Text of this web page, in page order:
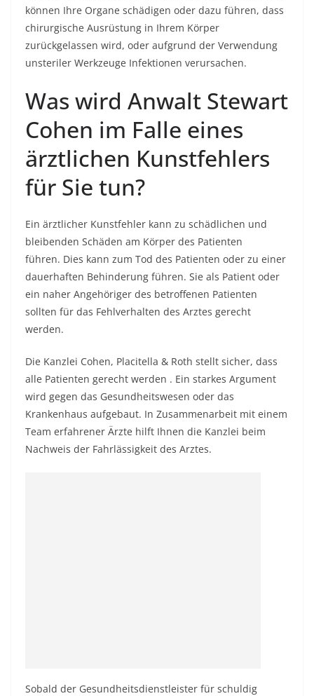
können Ihre Organe schädigen oder dazu führen, dass
chirurgische Ausrüstung in Ihrem Körper
zurückgelassen wird, oder aufgrund der Verwendung
unsteriler Werkzeuge Infektionen verursachen.
Was wird Anwalt Stewart
Cohen im Falle eines
ärztlichen Kunstfehlers
für Sie tun?
Ein ärztlicher Kunstfehler kann zu schädlichen und
bleibenden Schäden am Körper des Patienten
führen. Dies kann zum Tod des Patienten oder zu einer
dauerhaften Behinderung führen. Sie als Patient oder
ein naher Angehöriger des betroffenen Patienten
sollten für das Fehlverhalten des Arztes gerecht
werden.
Die Kanzlei Cohen, Placitella & Roth stellt sicher, dass
alle Patienten gerecht werden . Ein starkes Argument
wird gegen das Gesundheitswesen oder das
Krankenhaus aufgebaut. In Zusammenarbeit mit einem
Team erfahrener Ärzte hilft Ihnen die Kanzlei beim
Nachweis der Fahrlässigkeit des Arztes.
Sobald der Gesundheitsdienstleister für schuldig